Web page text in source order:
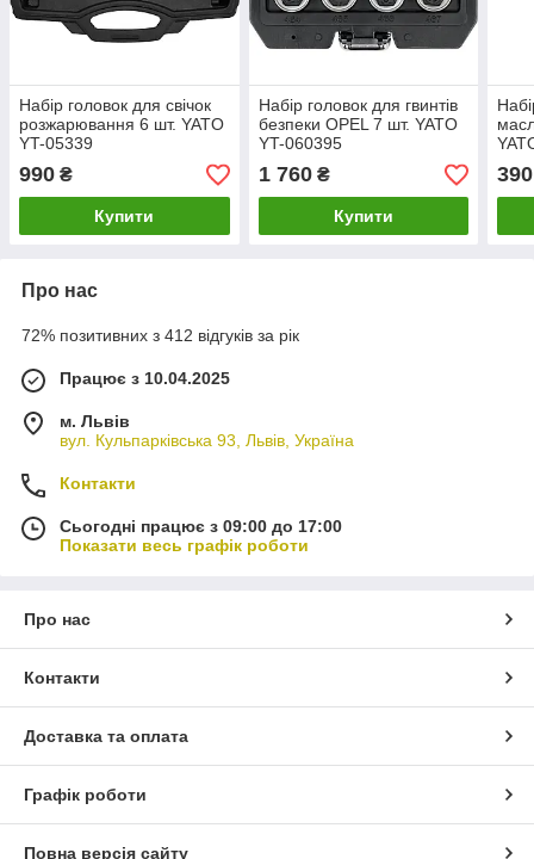
Набір головок для свічок
розжарювання 6 шт. YATO
YT-05339
990 ₴
Купити
Набір головок для гвинтів
безпеки OPEL 7 шт. YATO
YT-060395
1 760₴
Купити
390
Про нас
72% позитивних з 412 відгуків за рік
Працює з 10.04.2025
м. Львів
вул. Кульпарківська 93, Львів, Україна
Контакти
Сьогодні працює з 09:00 до 17:00
Показати весь графік роботи
Про нас
Контакти
Доставка та оплата
Графік роботи
Повна версія сайту